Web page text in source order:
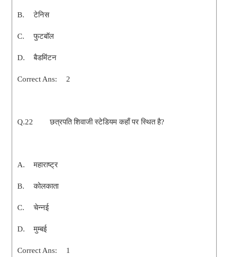
B. टेनिस
C. फुटबॉल
D. बैडमिंटन
Correct Ans: 2
Q.22 छत्रपति शिवाजी स्टेडियम कहाँ पर स्थित है?
A. महाराष्ट्र
B. कोलकाता
C. चेन्नई
D. मुम्बई
Correct Ans: 1